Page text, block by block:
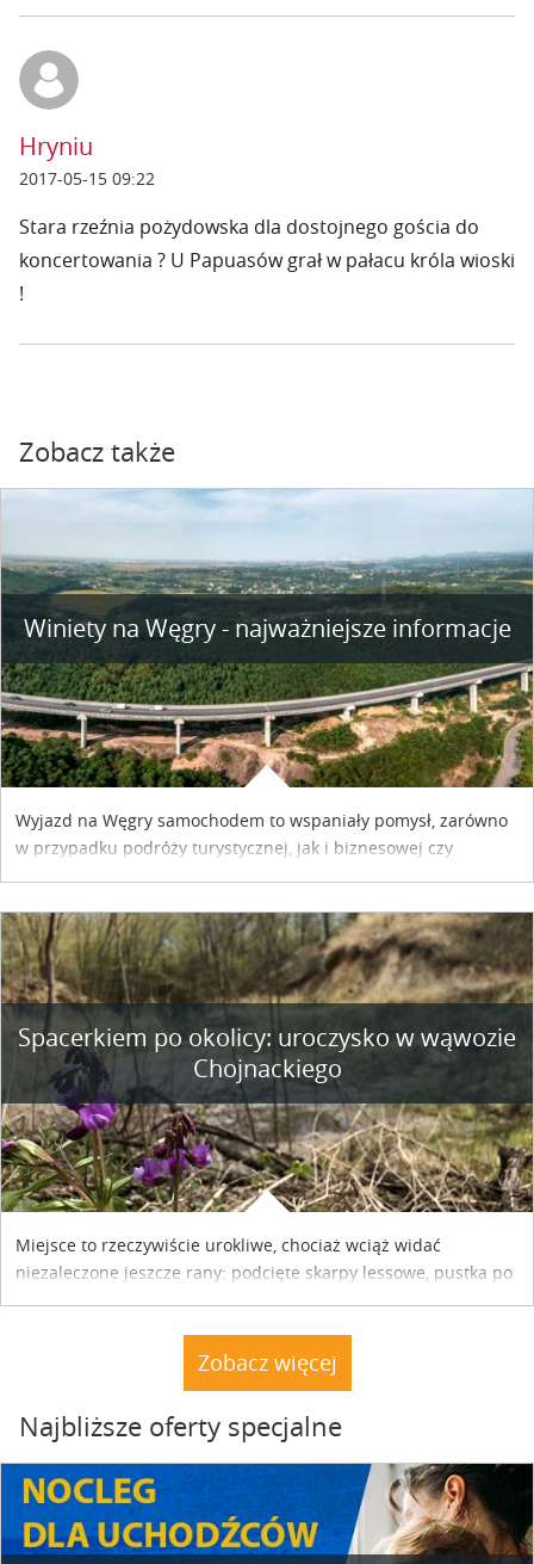
Hryniu
2017-05-15 09:22
Stara rzeźnia pożydowska dla dostojnego gościa do
koncertowania ? U Papuasów grał w pałacu króla wioski
!
Zobacz także
Winiety na Węgry - najważniejsze informacje
Wyjazd na Węgry samochodem to wspaniały pomysł, zarówno
w przypadku podróży turystycznej, jak i biznesowej czy
współpracy reklamowej z Hungary Vignette.
Spacerkiem po okolicy: uroczysko w wąwozie
Chojnackiego
Miejsce to rzeczywiście urokliwe, chociaż wciąż widać
niezaleczone jeszcze rany: podcięte skarpy lessowe, pustka po
dacze. Nie stoją. A natura powoli dochodzi do siebie.
Zobacz więcej
Najbliższe oferty specjalne